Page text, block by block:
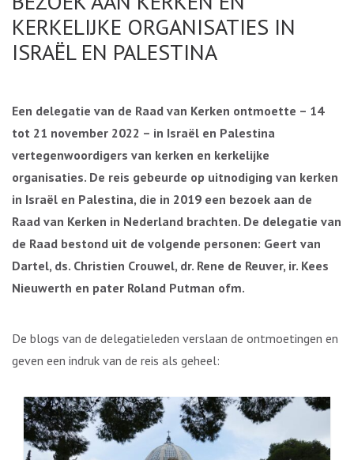
KERKELIJKE ORGANISATIES IN
ISRAËL EN PALESTINA
Een delegatie van de Raad van Kerken ontmoette – 14
tot 21 november 2022 – in Israël en Palestina
vertegenwoordigers van kerken en kerkelijke
organisaties. De reis gebeurde op uitnodiging van kerken
in Israël en Palestina, die in 2019 een bezoek aan de
Raad van Kerken in Nederland brachten. De delegatie van
de Raad bestond uit de volgende personen: Geert van
Dartel, ds. Christien Crouwel, dr. Rene de Reuver, ir. Kees
Nieuwerth en pater Roland Putman ofm.
De blogs van de delegatieleden verslaan de ontmoetingen en
geven een indruk van de reis als geheel: